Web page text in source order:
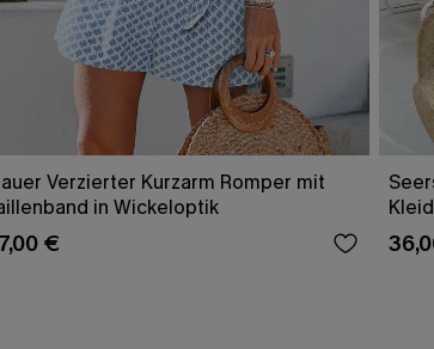
Verzierter Kurzarm Romper mit
in Wickeloptik
€
Kleid